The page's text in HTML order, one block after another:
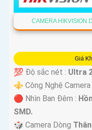
CAMERA HIKVISION
Giá
💯 Độ sắc nét : Ultra
⚜️ Công Nghệ Camera
🔴 Nhìn Ban Đêm :
SMD.
🎲 Camera Dòng